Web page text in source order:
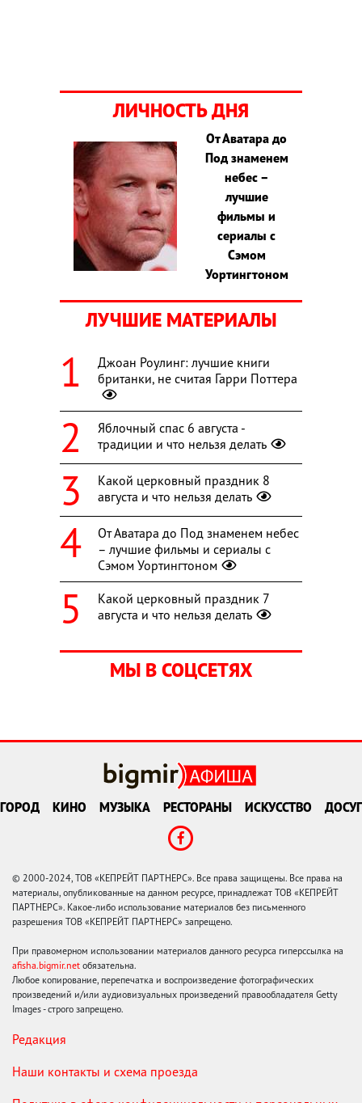
ЛИЧНОСТЬ ДНЯ
От Аватара до
Под знаменем
небес –
лучшие
фильмы и
сериалы с
Сэмом
Уортингтоном
ЛУЧШИЕ МАТЕРИАЛЫ
Джоан Роулинг: лучшие книги
британки, не считая Гарри Поттера
Яблочный спас 6 августа -
традиции и что нельзя делать
Какой церковный праздник 8
августа и что нельзя делать
От Аватара до Под знаменем небес
– лучшие фильмы и сериалы с
Сэмом Уортингтоном
Какой церковный праздник 7
августа и что нельзя делать
МЫ В СОЦСЕТЯХ
ГОРОД КИНО МУЗЫКА РЕСТОРАНЫ ИСКУССТВО ДОСУГ
© 2000-2024, ТОВ «КЕПРЕЙТ ПАРТНЕРС». Все права защищены. Все права на
материалы, опубликованные на данном ресурсе, принадлежат ТОВ «КЕПРЕЙТ
ПАРТНЕРС». Какое-либо использование материалов без письменного
разрешения ТОВ «КЕПРЕЙТ ПАРТНЕРС» запрещено.
При правомерном использовании материалов данного ресурса гиперссылка на
afisha.bigmir.net обязательна.
Любое копирование, перепечатка и воспроизведение фотографических
произведений и/или аудиовизуальных произведений правообладателя Getty
Images - строго запрещено.
Редакция
Наши контакты и схема проезда